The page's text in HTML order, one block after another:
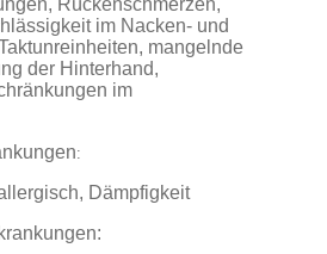
Rückenschmerzen,
im Nacken- und
mangelnde
der Hinterhand,
im
:
Dämpfigkeit